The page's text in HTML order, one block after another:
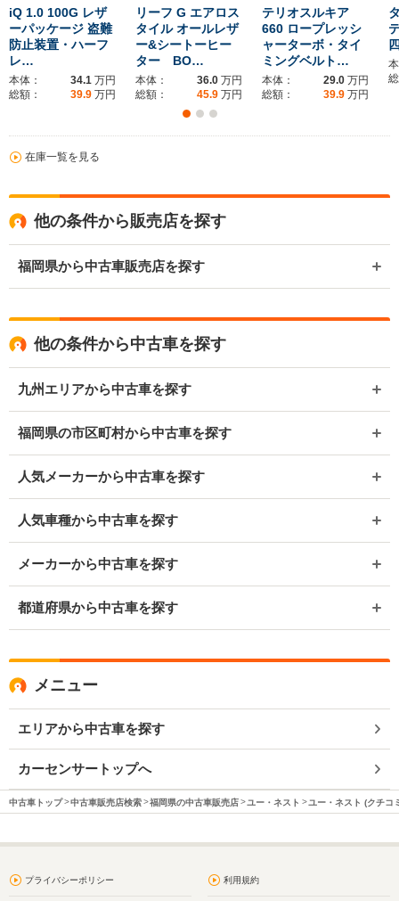
iQ 1.0 100G レザ
ーパッケージ 盗難
防止装置・ハーフ
レ…
本体： 34.1 万円
総額：
39.9 万円
リーフ G エアロス
タイル オールレザ
ー&シートーヒー
ター BO…
本体： 36.0 万円
総額：
45.9 万円
テリオスルキア
660 ロープレッシ
ャーターボ・タイ
ミングベルト…
本体： 29.0 万円
総額：
39.9 万円
在庫一覧を見る
他の条件から販売店を探す
福岡県から中古車販売店を探す
他の条件から中古車を探す
九州エリアから中古車を探す
福岡県の市区町村から中古車を探す
人気メーカーから中古車を探す
人気車種から中古車を探す
メーカーから中古車を探す
都道府県から中古車を探す
メニュー
エリアから中古車を探す
カーセンサートップへ
中古車トップ 中古車販売店検索 福岡県の中古車販売店 ユー・ネスト ユー・ネスト (クチコ
プライバシーポリシー 利用規約